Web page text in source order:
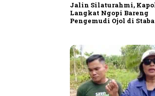
Jalin Silaturahmi,
Langkat Ngopi Bareng
Pengemudi Ojol di